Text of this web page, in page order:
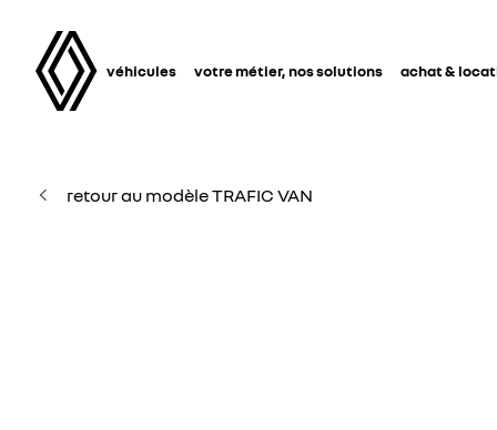
véhicules votre métier, nos solutions achat &
retour au modèle TRAFIC VAN